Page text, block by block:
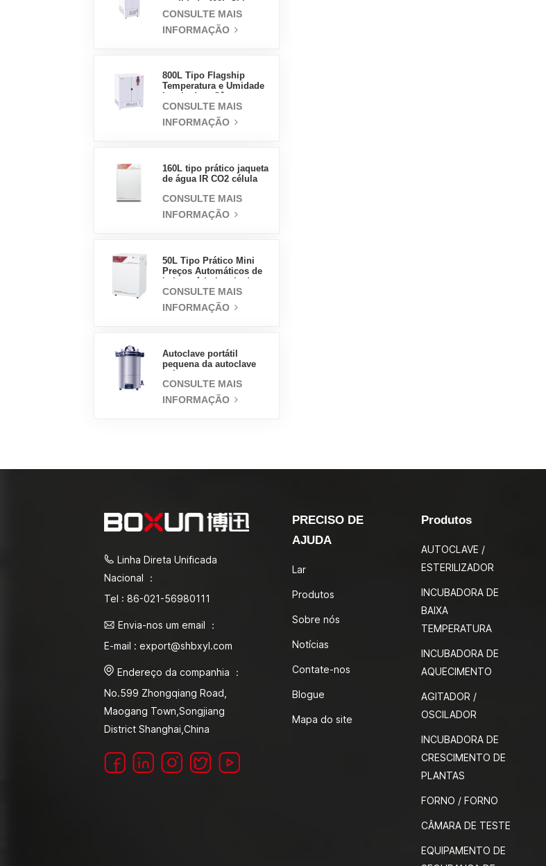
preço de atacado
laboratório temperatura
umidade
CONSULTE MAIS
INFORMAÇÃO
800L Tipo Flagship
Temperatura e Umidade
Suprimentos de
Laboratório Incubadora
Elétrica
CONSULTE MAIS
INFORMAÇÃO
160L tipo prático jaqueta
de água IR CO2 célula
fábrica laboratório
incubadoras
CONSULTE MAIS
INFORMAÇÃO
50L Tipo Prático Mini
Preços Automáticos de
de Jaqueta de Água
CONSULTE MAIS
INFORMAÇÃO
Autoclave portátil
pequena da autoclave
do vapor 18L
CONSULTE MAIS
INFORMAÇÃO
Linha Direta Unificada
Nacional ：
Tel : 86-021-56980111
Envia-nos um email ：
E-mail : export@shbxyl.com
Endereço da companhia ：
No.599 Zhongqiang Road,
Maogang Town,Songjiang
District Shanghai,China
PRECISO DE
AJUDA
Lar
Produtos
Sobre nós
Notícias
Contate-nos
Blogue
Mapa do site
Produtos
AUTOCLAVE /
ESTERILIZADOR
INCUBADORA DE
BAIXA
TEMPERATURA
INCUBADORA DE
AQUECIMENTO
AGITADOR /
OSCILADOR
INCUBADORA DE
CRESCIMENTO DE
PLANTAS
FORNO / FORNO
CÂMARA DE TESTE
EQUIPAMENTO DE